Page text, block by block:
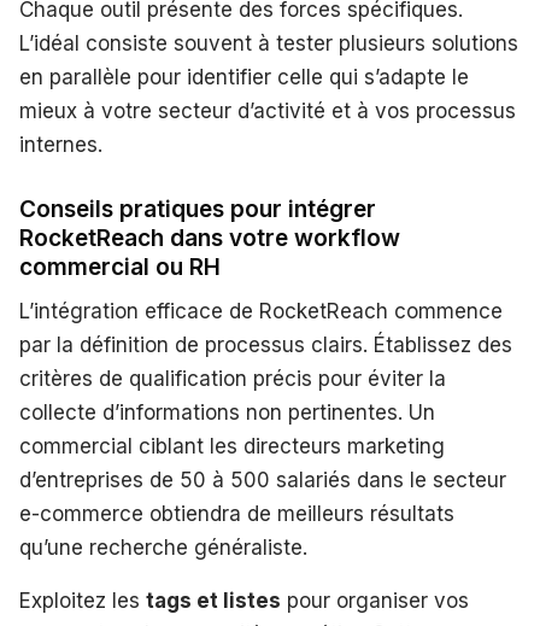
Chaque outil présente des forces spécifiques.
L’idéal consiste souvent à tester plusieurs solutions
en parallèle pour identifier celle qui s’adapte le
mieux à votre secteur d’activité et à vos processus
internes.
Conseils pratiques pour intégrer
RocketReach dans votre workflow
commercial ou RH
L’intégration efficace de RocketReach commence
par la définition de processus clairs. Établissez des
critères de qualification précis pour éviter la
collecte d’informations non pertinentes. Un
commercial ciblant les directeurs marketing
d’entreprises de 50 à 500 salariés dans le secteur
e-commerce obtiendra de meilleurs résultats
qu’une recherche généraliste.
Exploitez les tags et listes pour organiser vos